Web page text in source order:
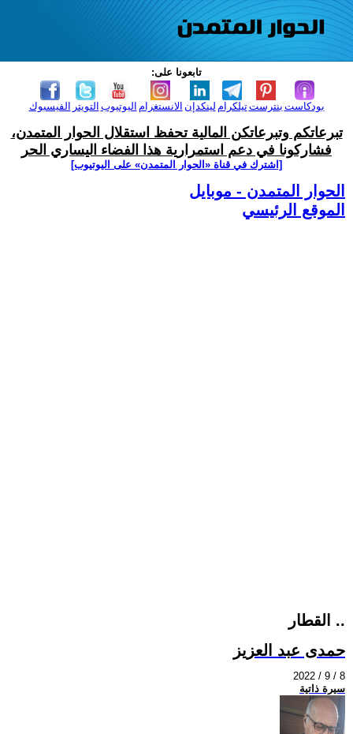
تابعونا على:
الفيسبوك التويتر اليوتيوب الانستغرام لينكدإن تيلكرامبنترست بودكاست
تبرعاتكم وتبرعاتكن المالية تحفظ استقلال الحوار المتمدن،
فشاركونا في دعم استمرارية هذا الفضاء اليساري الحر
[اشترك في قناة ‫«الحوار المتمدن» على اليوتيوب]
الحوار المتمدن - موبايل
الموقع الرئيسي
القطار ..
حمدى عبد العزيز
2022 / 9 / 8
سيرة ذاتية